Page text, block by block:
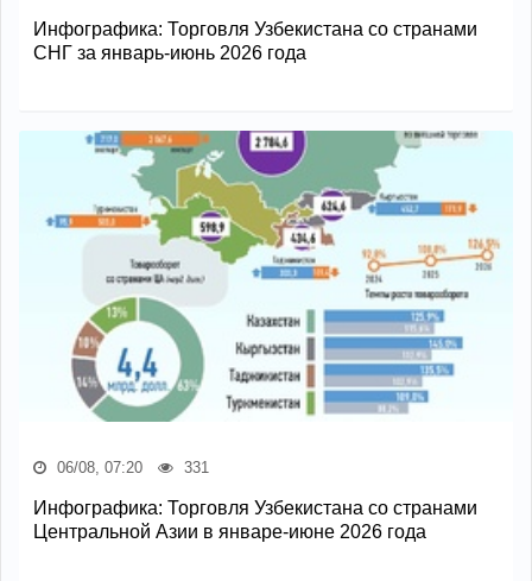
Инфографика: Торговля Узбекистана со странами
СНГ за январь-июнь 2026 года
06/08, 07:20 331
Инфографика: Торговля Узбекистана со странами
Центральной Азии в январе-июне 2026 года